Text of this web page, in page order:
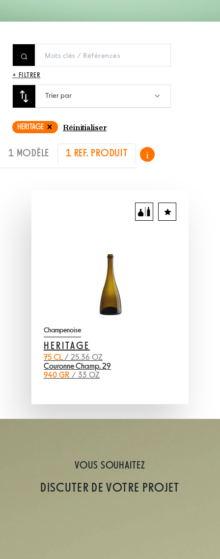
+ FILTRER
Trier par
HERITAGE Réinitialiser
1 MODÈLE 1 REF. PRODUIT i
Champenoise
HERITAGE
75 CL/ 25.36 OZ
Couronne Champ. 29
940 GR / 33 OZ
VOUS SOUHAITEZ
DISCUTER DE VOTRE PROJET